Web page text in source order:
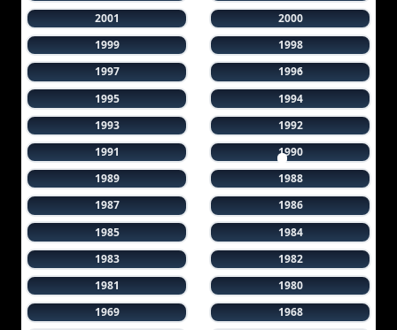
2001
2000
1999
1998
1997
1996
1995
1994
1993
1992
1991
1990
1989
1988
1987
1986
1985
1984
1983
1982
1981
1980
1969
1968